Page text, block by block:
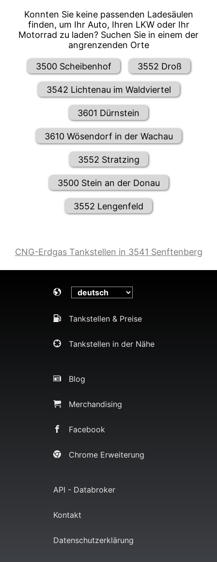
Konnten Sie keine passenden Ladesäulen
finden, um Ihr Auto, Ihren LKW oder Ihr
Motorrad zu laden? Suchen Sie in einem der
angrenzenden Orte
3500 Scheibenhof 3552 Droß
3542 Lichtenau im Waldviertel
3601 Dürnstein
3610 Wösendorf in der Wachau
3552 Stratzing
3500 Stein an der Donau
3552 Lengenfeld
CNG-Erdgas Tankstellen in 3541 Senftenberg
Tankstellen & Preise
Tankstellen in der Nähe
Blog
Merchandising
Facebook
Chrome Erweiterung
API - Databroker
Kontakt
Datenschutzerklärung